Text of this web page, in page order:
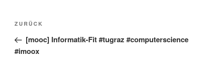
Beitragsnavigation
Vorheriger
Beitrag
ZURÜCK
[mooc] Informatik-Fit #tugraz #computerscience
#imoox